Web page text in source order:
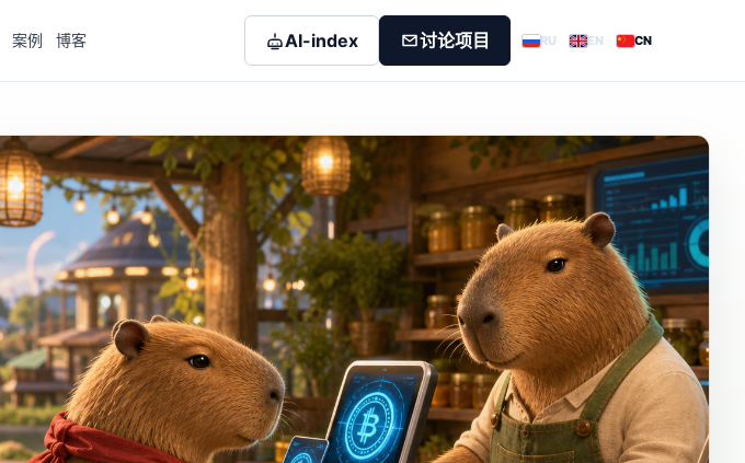
案例 博客 AI-index 讨论项目 RU EN CN